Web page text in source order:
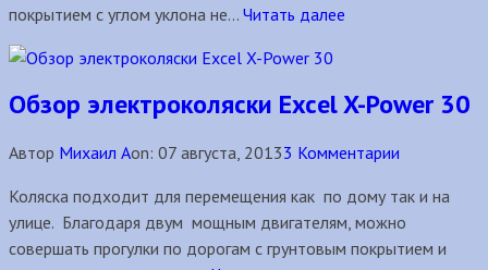
покрытием с углом уклона не... Читать далее
Обзор электроколяски Excel X-Power 30
Автор Михаил Аon: 07 августа, 20133 Комментарии
Коляска подходит для перемещения как по дому так и на
улице. Благодаря двум мощным двигателям, можно
совершать прогулки по дорогам с грунтовым покрытием и